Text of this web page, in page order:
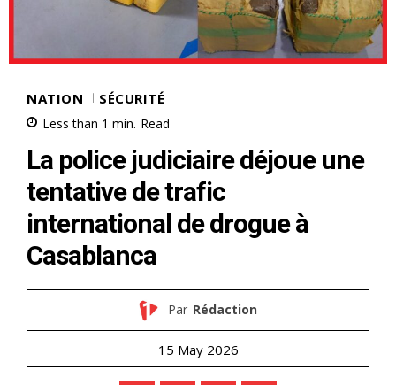
NATION SÉCURITÉ
Less than 1 min. Read
La police judiciaire déjoue une
tentative de trafic
international de drogue à
Casablanca
Par Rédaction
15 May 2026